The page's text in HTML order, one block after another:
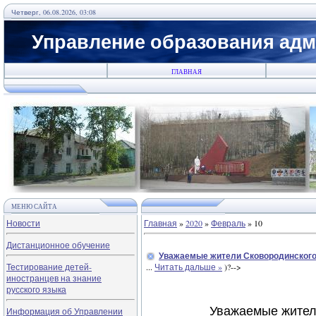
Четверг, 06.08.2026, 03:08
Управление образования
ГЛАВНАЯ
МЕНЮ САЙТА
Новости
Дистанционное обучение
Тестирование детей-
иностранцев на знание
русского языка
Информация об Управлении
Главная »2020»Февраль» 10
Уважаемые жители
... Читать дальше »)?-->
Уважаемые